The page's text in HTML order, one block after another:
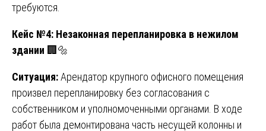
требуются.
Кейс №4: Незаконная перепланировка в нежилом
здании 🏢🔩
Ситуация:Арендатор крупного офисного помещения
произвел перепланировку без согласования с
собственником и уполномоченными органами. В ходе
работ была демонтирована часть несущей колонны и